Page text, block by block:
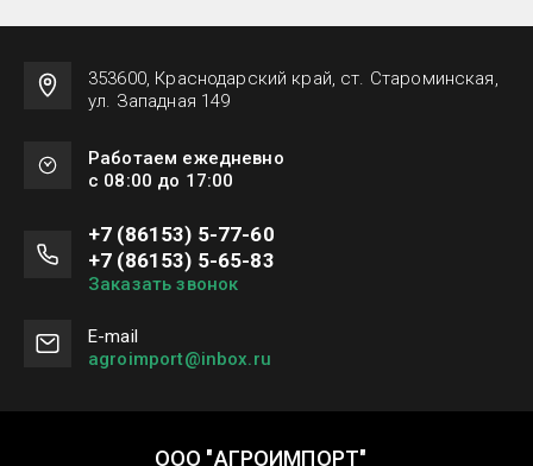
353600, Краснодарский край, ст. Староминская,
ул. Западная 149
Работаем ежедневно
с 08:00 до 17:00
+7 (86153) 5-77-60
+7 (86153) 5-65-83
Заказать звонок
Е-mail
agroimport@inbox.ru
ООО "АГРОИМПОРТ"